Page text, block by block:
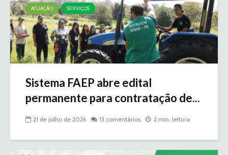
ATUAÇÃO SERVIÇOS
Sistema FAEP abre edital
permanente para contratação de...
21 de julho de 2026 13 comentários 2 min. leitura